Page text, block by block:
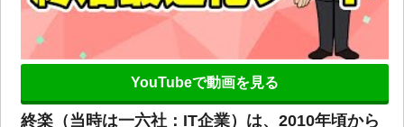
YouTubeで動画を見る
終楽（当時は一六社：IT企業）は、2010年頃から